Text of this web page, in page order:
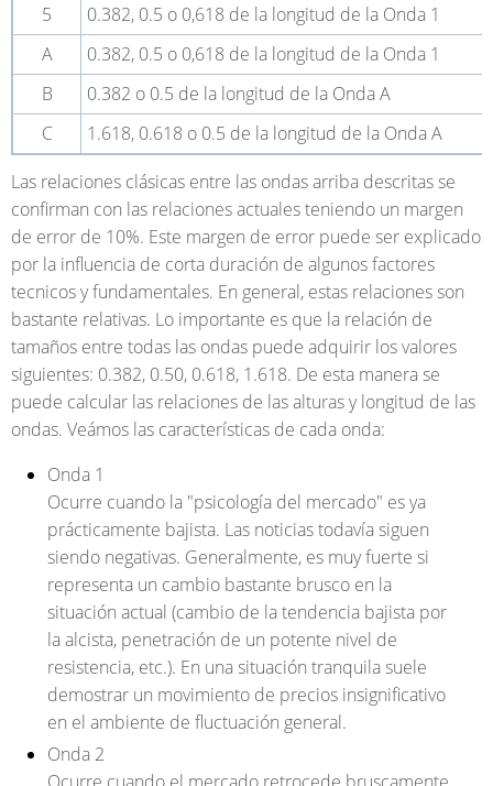
5
0.382, 0.5 o 0,618 de la longitud de la Onda 1
A
0.382, 0.5 o 0,618 de la longitud de la Onda 1
B
0.382 o 0.5 de la longitud de la Onda A
C
1.618, 0.618 o 0.5 de la longitud de la Onda A
Las relaciones clásicas entre las ondas arriba descritas se
confirman con las relaciones actuales teniendo un margen
de error de 10%. Este margen de error puede ser explicado
por la influencia de corta duración de algunos factores
tecnicos y fundamentales. En general, estas relaciones son
bastante relativas. Lo importante es que la relación de
tamaños entre todas las ondas puede adquirir los valores
siguientes: 0.382, 0.50, 0.618, 1.618. De esta manera se
puede calcular las relaciones de las alturas y longitud de las
ondas. Veámos las características de cada onda:
Onda 1
Ocurre cuando la "psicología del mercado" es ya
prácticamente bajista. Las noticias todavía siguen
siendo negativas. Generalmente, es muy fuerte si
representa un cambio bastante brusco en la
situación actual (cambio de la tendencia bajista por
la alcista, penetración de un potente nivel de
resistencia, etc.). En una situación tranquila suele
demostrar un movimiento de precios insignificativo
en el ambiente de fluctuación general.
Onda 2